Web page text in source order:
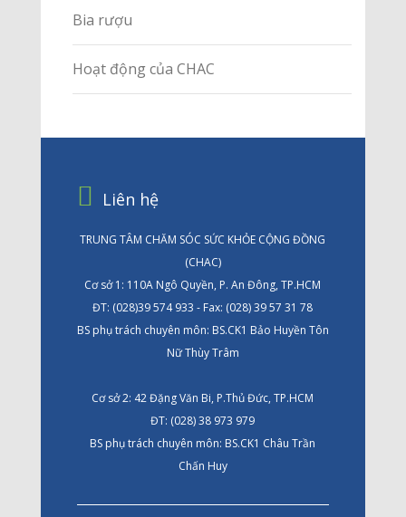
Bia rượu
Hoạt động của CHAC
Liên hệ
TRUNG TÂM CHĂM SÓC SỨC KHỎE CỘNG ĐỒNG
(CHAC)
Cơ sở 1: 110A Ngô Quyền, P. An Đông, TP.HCM
ĐT: (028)39 574 933 - Fax: (028) 39 57 31 78
BS phụ trách chuyên môn: BS.CK1 Bảo Huyền Tôn
Nữ Thùy Trâm
Cơ sở 2: 42 Đặng Văn Bi, P.Thủ Đức, TP.HCM
ĐT: (028) 38 973 979
BS phụ trách chuyên môn: BS.CK1 Châu Trần
Chấn Huy